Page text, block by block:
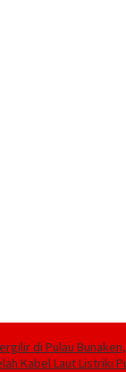
di Pulau
Kabel Laut Listriki